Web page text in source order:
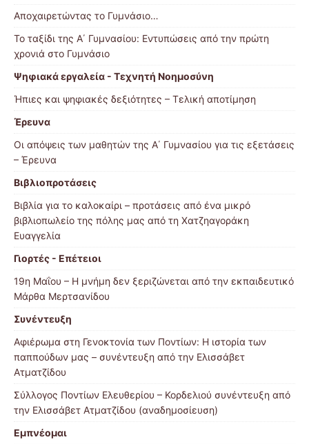
Αποχαιρετώντας το Γυμνάσιο…
Το ταξίδι της Α΄ Γυμνασίου: Εντυπώσεις από την πρώτη
χρονιά στο Γυμνάσιο
Ψηφιακά εργαλεία - Τεχνητή Νοημοσύνη
Ήπιες και ψηφιακές δεξιότητες – Τελική αποτίμηση
Έρευνα
Οι απόψεις των μαθητών της Α΄ Γυμνασίου για τις εξετάσεις
– Έρευνα
Βιβλιοπροτάσεις
Βιβλία για το καλοκαίρι – προτάσεις από ένα μικρό
βιβλιοπωλείο της πόλης μας από τη Χατζηαγοράκη
Ευαγγελία
Γιορτές - Επέτειοι
19η Μαΐου – Η μνήμη δεν ξεριζώνεται από την εκπαιδευτικό
Μάρθα Μερτσανίδου
Συνέντευξη
Αφιέρωμα στη Γενοκτονία των Ποντίων: Η ιστορία των
παππούδων μας – συνέντευξη από την Ελισσάβετ
Ατματζίδου
Σύλλογος Ποντίων Ελευθερίου – Κορδελιού συνέντευξη από
την Ελισσάβετ Ατματζίδου (αναδημοσίευση)
Εμπνέομαι